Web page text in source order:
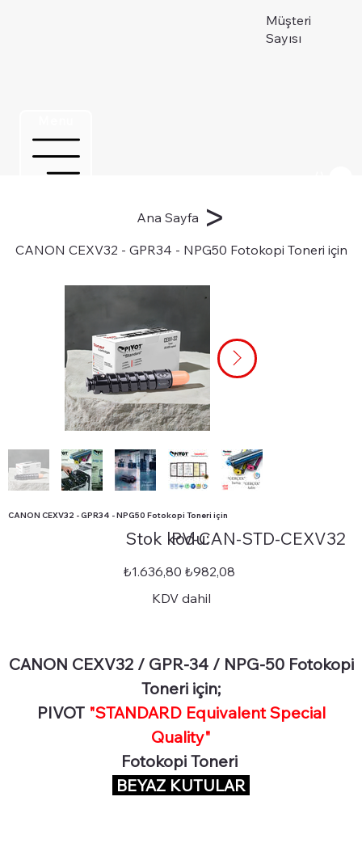
Müşteri
Sayısı
Ana Sayfa >
CANON CEXV32 - GPR34 - NPG50 Fotokopi Toneri için
CANON CEXV32 - GPR34 - NPG50 Fotokopi Toneri için
Stok kodu:
kodu:
STD-
CEXV32
PV-CAN-STD-CEXV32
Orijinal
fiyat
₺1.636,80 İndirimli
fiyat
₺982,08
KDV dahil
CANON CEXV32 / GPR-34 / NPG-50 Fotokopi
Toneri için;
PIVOT "STANDARD Equivalent Special
Quality"
Fotokopi Toneri
BEYAZ KUTULAR